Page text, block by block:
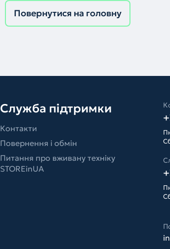
Повернутися на головну
Служба підтримки
Контакти
Повернення і обмін
Питання про вживану техніку
STOREinUA